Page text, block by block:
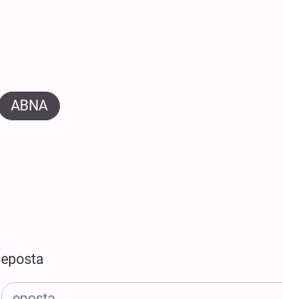
ABNA
eposta